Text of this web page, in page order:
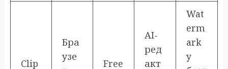
Clip
Бра
узе
Free
AI-
ред
акт
Wat
erm
ark
у